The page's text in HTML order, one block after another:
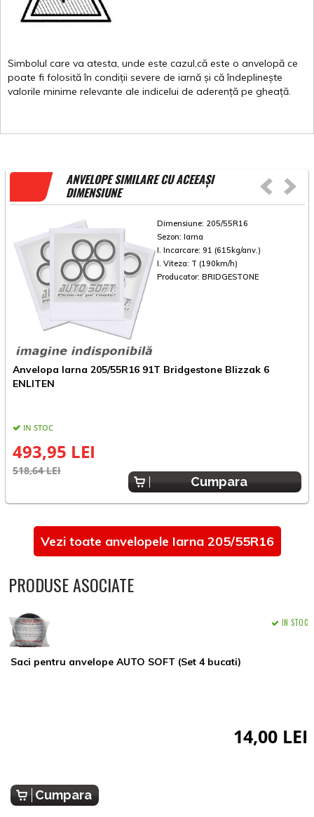
Simbolul care va atesta unde este cazul,că este o anvelopă ce
poate fi folosită în condiții severe de iarnă și că îndeplinește
valorile minime relevante ale indicelui de aderență pe gheață
ANVELOPE SIMILARE CU ACEEAȘI
DIMENSIUNE
Dimensiune: 205/55R16
Sezon: Iarna
I. Incarcare: 91 (615kg/anv.)
I. Viteza: T (190km/h)
Producator: BRIDGESTONE
Anvelopa Iarna 205/55R16 91T Bridgestone Blizzak 6
ENLITEN
IN STOC
493,95 LEI
518,64 LEI
Cumpara
Vezi toate anvelopele Iarna 205/55R16
PRODUSE ASOCIATE
Saci pentru anvelope AUTO SOFT (Set 4 bucati)
IN STOC
14,00 LEI
Cumpara